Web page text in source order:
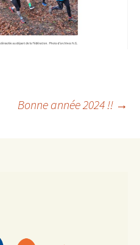
Bonne année 2024 !! →